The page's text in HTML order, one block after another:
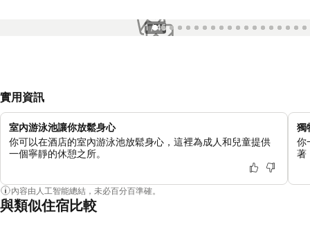
1 / 45
實用資訊
室內游泳池讓你放鬆身心
你可以在酒店的室內游泳池放鬆身心，這裡為成人和兒童提供
一個寧靜的休憩之所。
獨
你
著
內容由人工智能總結，未必百分百準確。
與類似住宿比較